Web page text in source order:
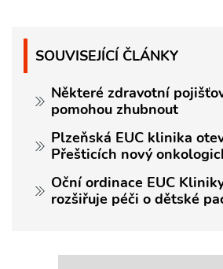
SOUVISEJÍCÍ ČLÁNKY
Některé zdravotní
pomohou zhubnout
Plzeňská EUC klinika
Přešticích nový
Oční ordinace EUC
rozšiřuje péči o dětské